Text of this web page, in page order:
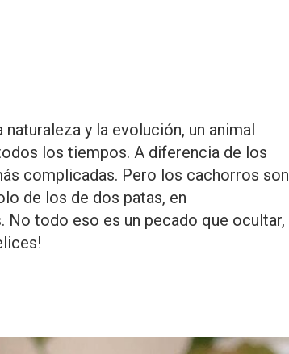
y la evolución, un animal
los tiempos. A diferencia de los
complicadas. Pero los cachorros son
de los de dos patas, en
No todo eso es un pecado que ocultar,